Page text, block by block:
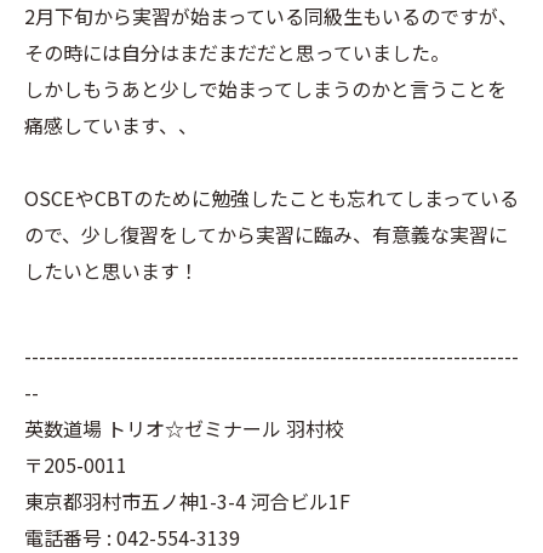
2月下旬から実習が始まっている同級生もいるのですが、
その時には自分はまだまだだと思っていました。
しかしもうあと少しで始まってしまうのかと言うことを
痛感しています、、
OSCEやCBTのために勉強したことも忘れてしまっている
ので、少し復習をしてから実習に臨み、有意義な実習に
したいと思います！
--------------------------------------------------------------------
--
英数道場 トリオ☆ゼミナール 羽村校
〒205-0011
東京都羽村市五ノ神1-3-4 河合ビル1F
電話番号 : 042-554-3139